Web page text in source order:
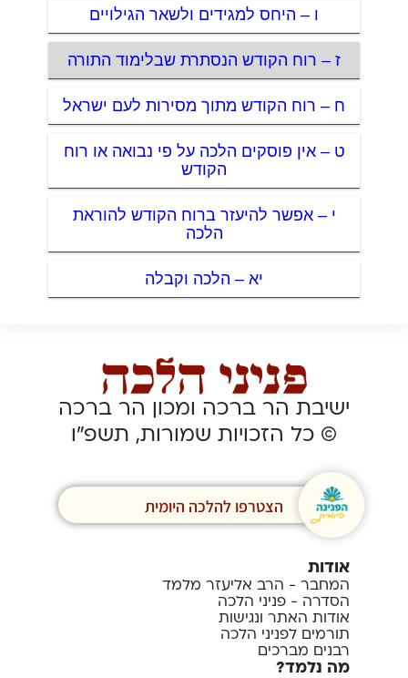
ו – היחס למגידים ולשאר הגילויים
ז – רוח הקודש הנסתרת שבלימוד התורה
ח – רוח הקודש מתוך מסירות לעם ישראל
ט – אין פוסקים הלכה על פי נבואה או רוח
הקודש
י – אפשר להיעזר ברוח הקודש להוראת
הלכה
יא – הלכה וקבלה
ישיבת הר ברכה ומכון הר ברכה
© כל הזכויות שמורות, תשפ”ו
הצטרפו להלכה היומית
אודות
המחבר - הרב אליעזר מלמד
הסדרה - פניני הלכה
אודות האתר ונגישות
תורמים לפניני הלכה
רבנים מברכים
מה נלמד?